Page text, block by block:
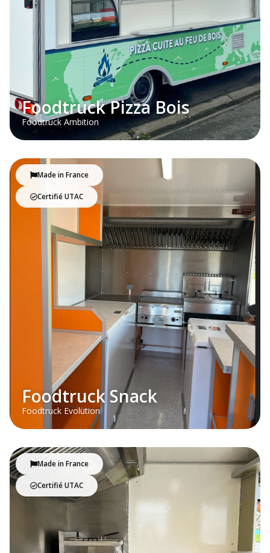
Foodtruck Pizza Bois
Foodtruck Ambition
Made in France
Certifié UTAC
Foodtruck Snack
Foodtruck Evolution
Made in France
Certifié UTAC